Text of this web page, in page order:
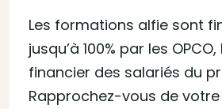
Les formations alfie sont
jusqu’à 100% par les
financier des salariés du
Rapprochez-vous de votre